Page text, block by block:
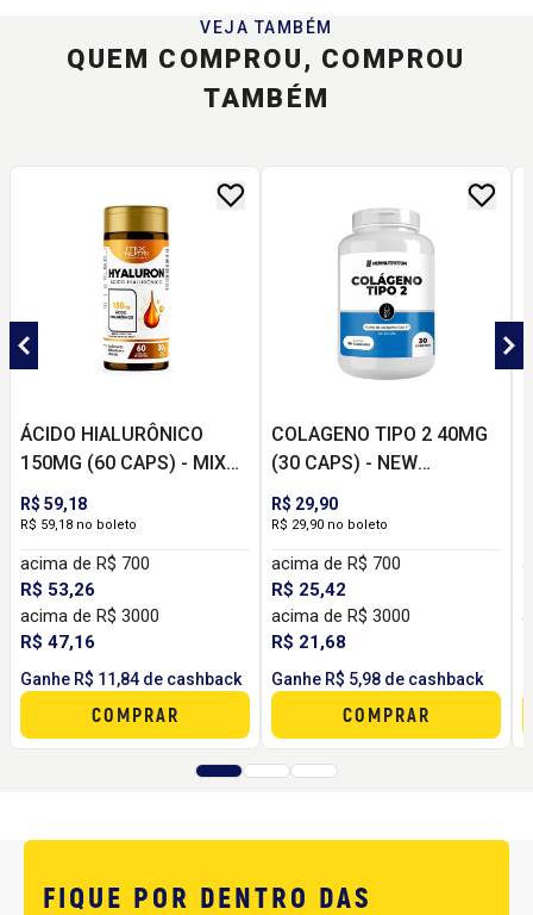
VEJA TAMBÉM
QUEM COMPROU, COMPROU
TAMBÉM
ÁCIDO HIALURÔNICO
150MG (60 CAPS) - MIX
NUTRI
R$ 59,18
R$ 59,18 no boleto
acima de R$ 700
R$ 53,26
acima de R$ 3000
R$ 47,16
Ganhe R$ 11,84 de cashback
COMPRAR
COLAGENO TIPO 2 40MG
(30 CAPS) - NEW
NUTRITION
R$ 29,90
R$ 29,90 no boleto
acima de R$ 700
R$ 25,42
acima de R$ 3000
R$ 21,68
Ganhe R$ 5,98 de cashback
COMPRAR
FIQUE POR DENTRO DAS